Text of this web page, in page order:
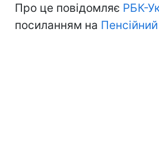
Про це повідомляє РБК-
посиланням на